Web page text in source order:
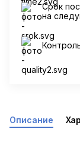
Срок
на
Описание